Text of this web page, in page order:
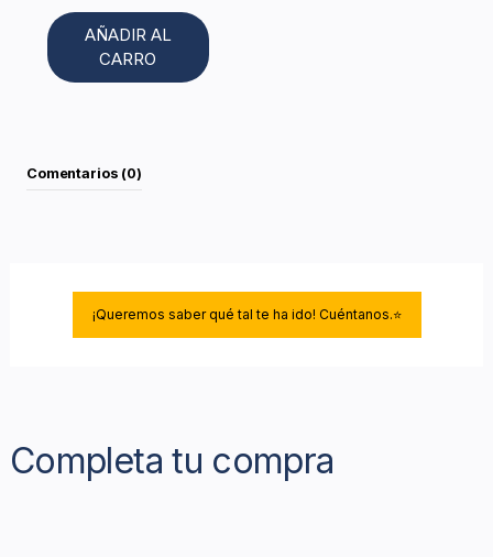
AÑADIR AL
CARRO
Comentarios (0)
¡Queremos saber qué tal te ha ido! Cuéntanos.⭐
Completa tu compra